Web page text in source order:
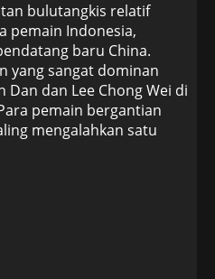
bulutangkis relatif
pemain Indonesia,
baru China.
yang sangat dominan
dan Lee Chong Wei di
pemain bergantian
mengalahkan satu